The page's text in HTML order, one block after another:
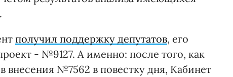
получил поддержку депутатов, его
- №9127. А именно: после того, как
внесения №7562 в повестку дня, Кабинет